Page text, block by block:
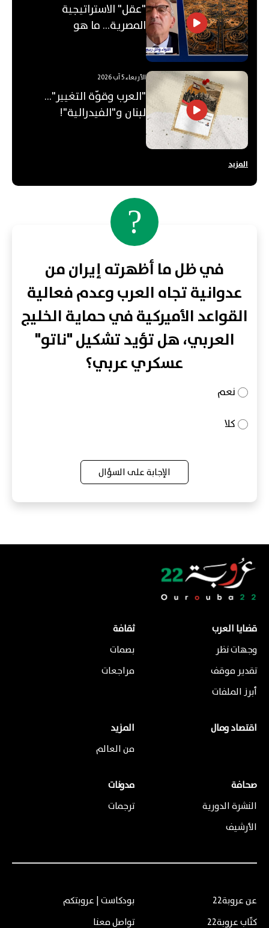
"عقل" الاستراتيجية
المصرية... ما هو
الأربعاء 5 آب 2026
"العرب وقوّة التغيير"...
لبنان و"الفيدرالية"!
المزيد
?
في ظل ما أظهرته إيران من
عدوانية تجاه العرب وعدم فعالية
القواعد الأميركية في حماية الخليج
العربي، هل تؤيد تشكيل "ناتو"
عسكري عربي؟
نعم
كلا
الإجابة على السؤال
قضايا العرب
وجهات نظر
تقدير موقف
أبرز الملفات
ثقافة
بصمات
مراجعات
اقتصاد ومال
المزيد
من العالم
صحافة
النشرة الدورية
الأرشيف
مدونات
ترجمات
عن عروبة22
كتّاب عروبة22
بودكاست | عروبتكم
تواصل معنا